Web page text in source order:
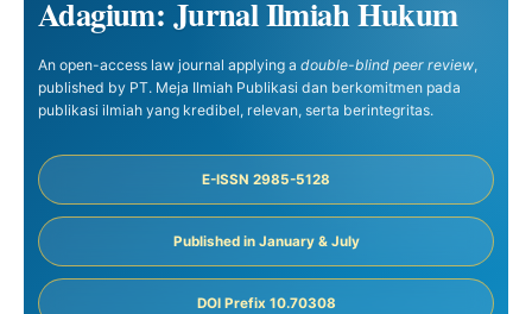
Adagium: Jurnal Ilmiah Hukum
An open-access law journal applying a double-blind peer review,
published by PT. Meja Ilmiah Publikasi dan berkomitmen pada
publikasi ilmiah yang kredibel, relevan, serta berintegritas.
E-ISSN 2985-5128
Published in January & July
DOI Prefix 10.70308